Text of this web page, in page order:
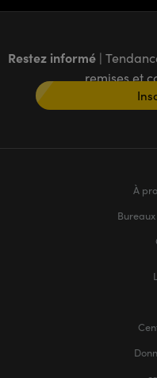
Restez informé |
remises et
À